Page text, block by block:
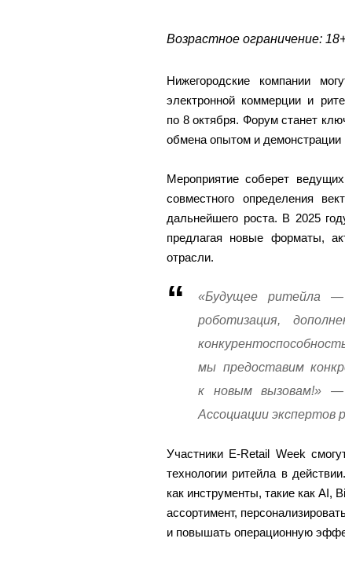
Возрастное ограничение:
Нижегородские компании
электронной коммерции и
по 8 октября. Форум станет
обмена опытом и демонстрации
Мероприятие соберет
совместного определения
дальнейшего роста. В 2025
предлагая новые форматы,
отрасли.
«Будущее ритейла —
роботизация,
мы предоставим
к новым вызовам!» —
Ассоциации экспертов
Участники E-Retail Week
технологии ритейла в
как инструменты, такие как AI,
ассортимент,
и повышать операционную